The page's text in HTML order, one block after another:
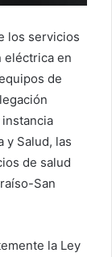
los servicios
eléctrica en
de
instancia
y Salud, las
de salud
San
la Ley